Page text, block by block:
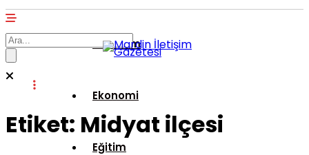
Gündem
Ekonomi
Eğitim
Etiket: Midyat ilçesi